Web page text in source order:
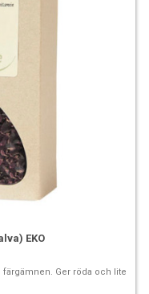
EKO
färgämnen. Ger röda och lite